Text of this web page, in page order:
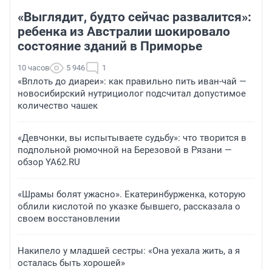
«Выглядит, будто сейчас развалится»:
ребенка из Австралии шокировало
состояние зданий в Приморье
10 часов 5 946 1
«Вплоть до диареи»: как правильно пить иван-чай —
новосибирский нутрициолог подсчитал допустимое
количество чашек
«Девчонки, вы испытываете судьбу»: что творится в
подпольной рюмочной на Березовой в Рязани —
обзор YA62.RU
«Шрамы болят ужасно». Екатеринбурженка, которую
облили кислотой по указке бывшего, рассказала о
своем восстановлении
Накипело у младшей сестры: «Она уехала жить, а я
осталась быть хорошей»